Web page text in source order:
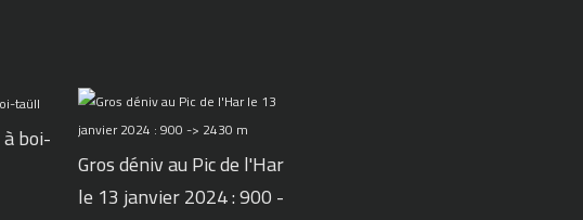
boi-
Gros déniv au Pic de l'Har
le 13 janvier 2024 : 900 -